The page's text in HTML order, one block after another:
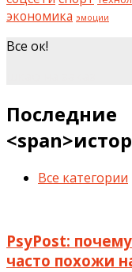
экономика эмоции
Все ок!
Последние
Все категории
PsyPost:
часто похожи